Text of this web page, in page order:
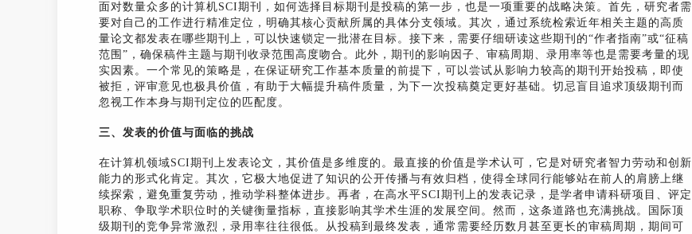
面对数量众多的计算机SCI期刊，如何选择目标期刊是投稿的第一步，也是一项重要的战略决策。首先，研究者需
要对自己的工作进行精准定位，明确其核心贡献所属的具体分支领域。其次，通过系统检索近年相关主题的高质
量论文都发表在哪些期刊上，可以快速锁定一批潜在目标。接下来，需要仔细研读这些期刊的“作者指南”或“征稿
范围”，确保稿件主题与期刊收录范围高度吻合。此外，期刊的影响因子、审稿周期、录用率等也是需要考量的现
实因素。一个常见的策略是，在保证研究工作基本质量的前提下，可以尝试从影响力较高的期刊开始投稿，即使
被拒，评审意见也极具价值，有助于大幅提升稿件质量，为下一次投稿奠定更好基础。切忌盲目追求顶级期刊而
忽视工作本身与期刊定位的匹配度。
三、发表的价值与面临的挑战
在计算机领域SCI期刊上发表论文，其价值是多维度的。最直接的价值是学术认可，它是对研究者智力劳动和创新
能力的形式化肯定。其次，它极大地促进了知识的公开传播与有效归档，使得全球同行能够站在前人的肩膀上继
续探索，避免重复劳动，推动学科整体进步。再者，在高水平SCI期刊上的发表记录，是学者申请科研项目、评定
职称、争取学术职位时的关键衡量指标，直接影响其学术生涯的发展空间。然而，这条道路也充满挑战。国际顶
级期刊的竞争异常激烈，录用率往往很低。从投稿到最终发表，通常需要经历数月甚至更长的审稿周期，期间可